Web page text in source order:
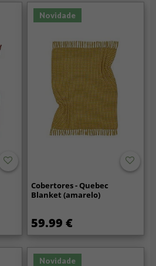
Novidade
Cobertores - Quebec
Blanket (amarelo)
59.99 €
Novidade